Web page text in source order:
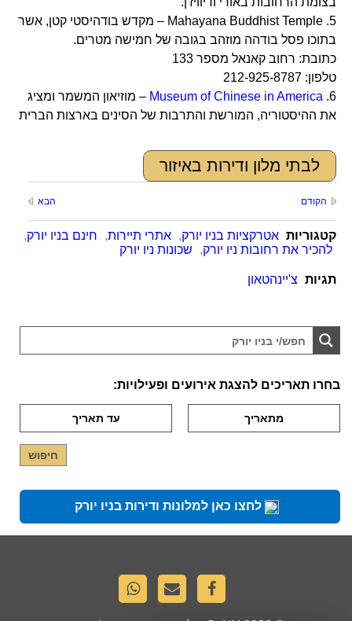
5. Mahayana Buddhist Temple – מקדש בודהיסטי קטן, אשר
בתוכו פסל בודהה מוזהב בגובה של חמישה מטרים.
כתובת: רחוב קאנאל מספר 133
טלפון: 212-925-8787
6.
Museum of Chinese in America – מוזיאון המשמר ומציג
את ההיסטוריה, המורשת והתרבות של הסינים בארצות הברית
לבתי מלון ודירות באיזור
הקודם הבא
קטגוריות אטרקציות בניו יורק, אתרי תיירות, חינם בניו יורק,
להכיר את רחובות ניו יורק, שכונות ניו יורק
תגיות צ'יינהטאון
בחרו תאריכים להצגת אירועים ופעילויות:
לחצו כאן למלונות ודירות בניו יורק